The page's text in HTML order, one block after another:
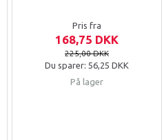
Pris fra
168,75 DKK
225,00 DKK
Du sparer: 56,25 DKK
På lager